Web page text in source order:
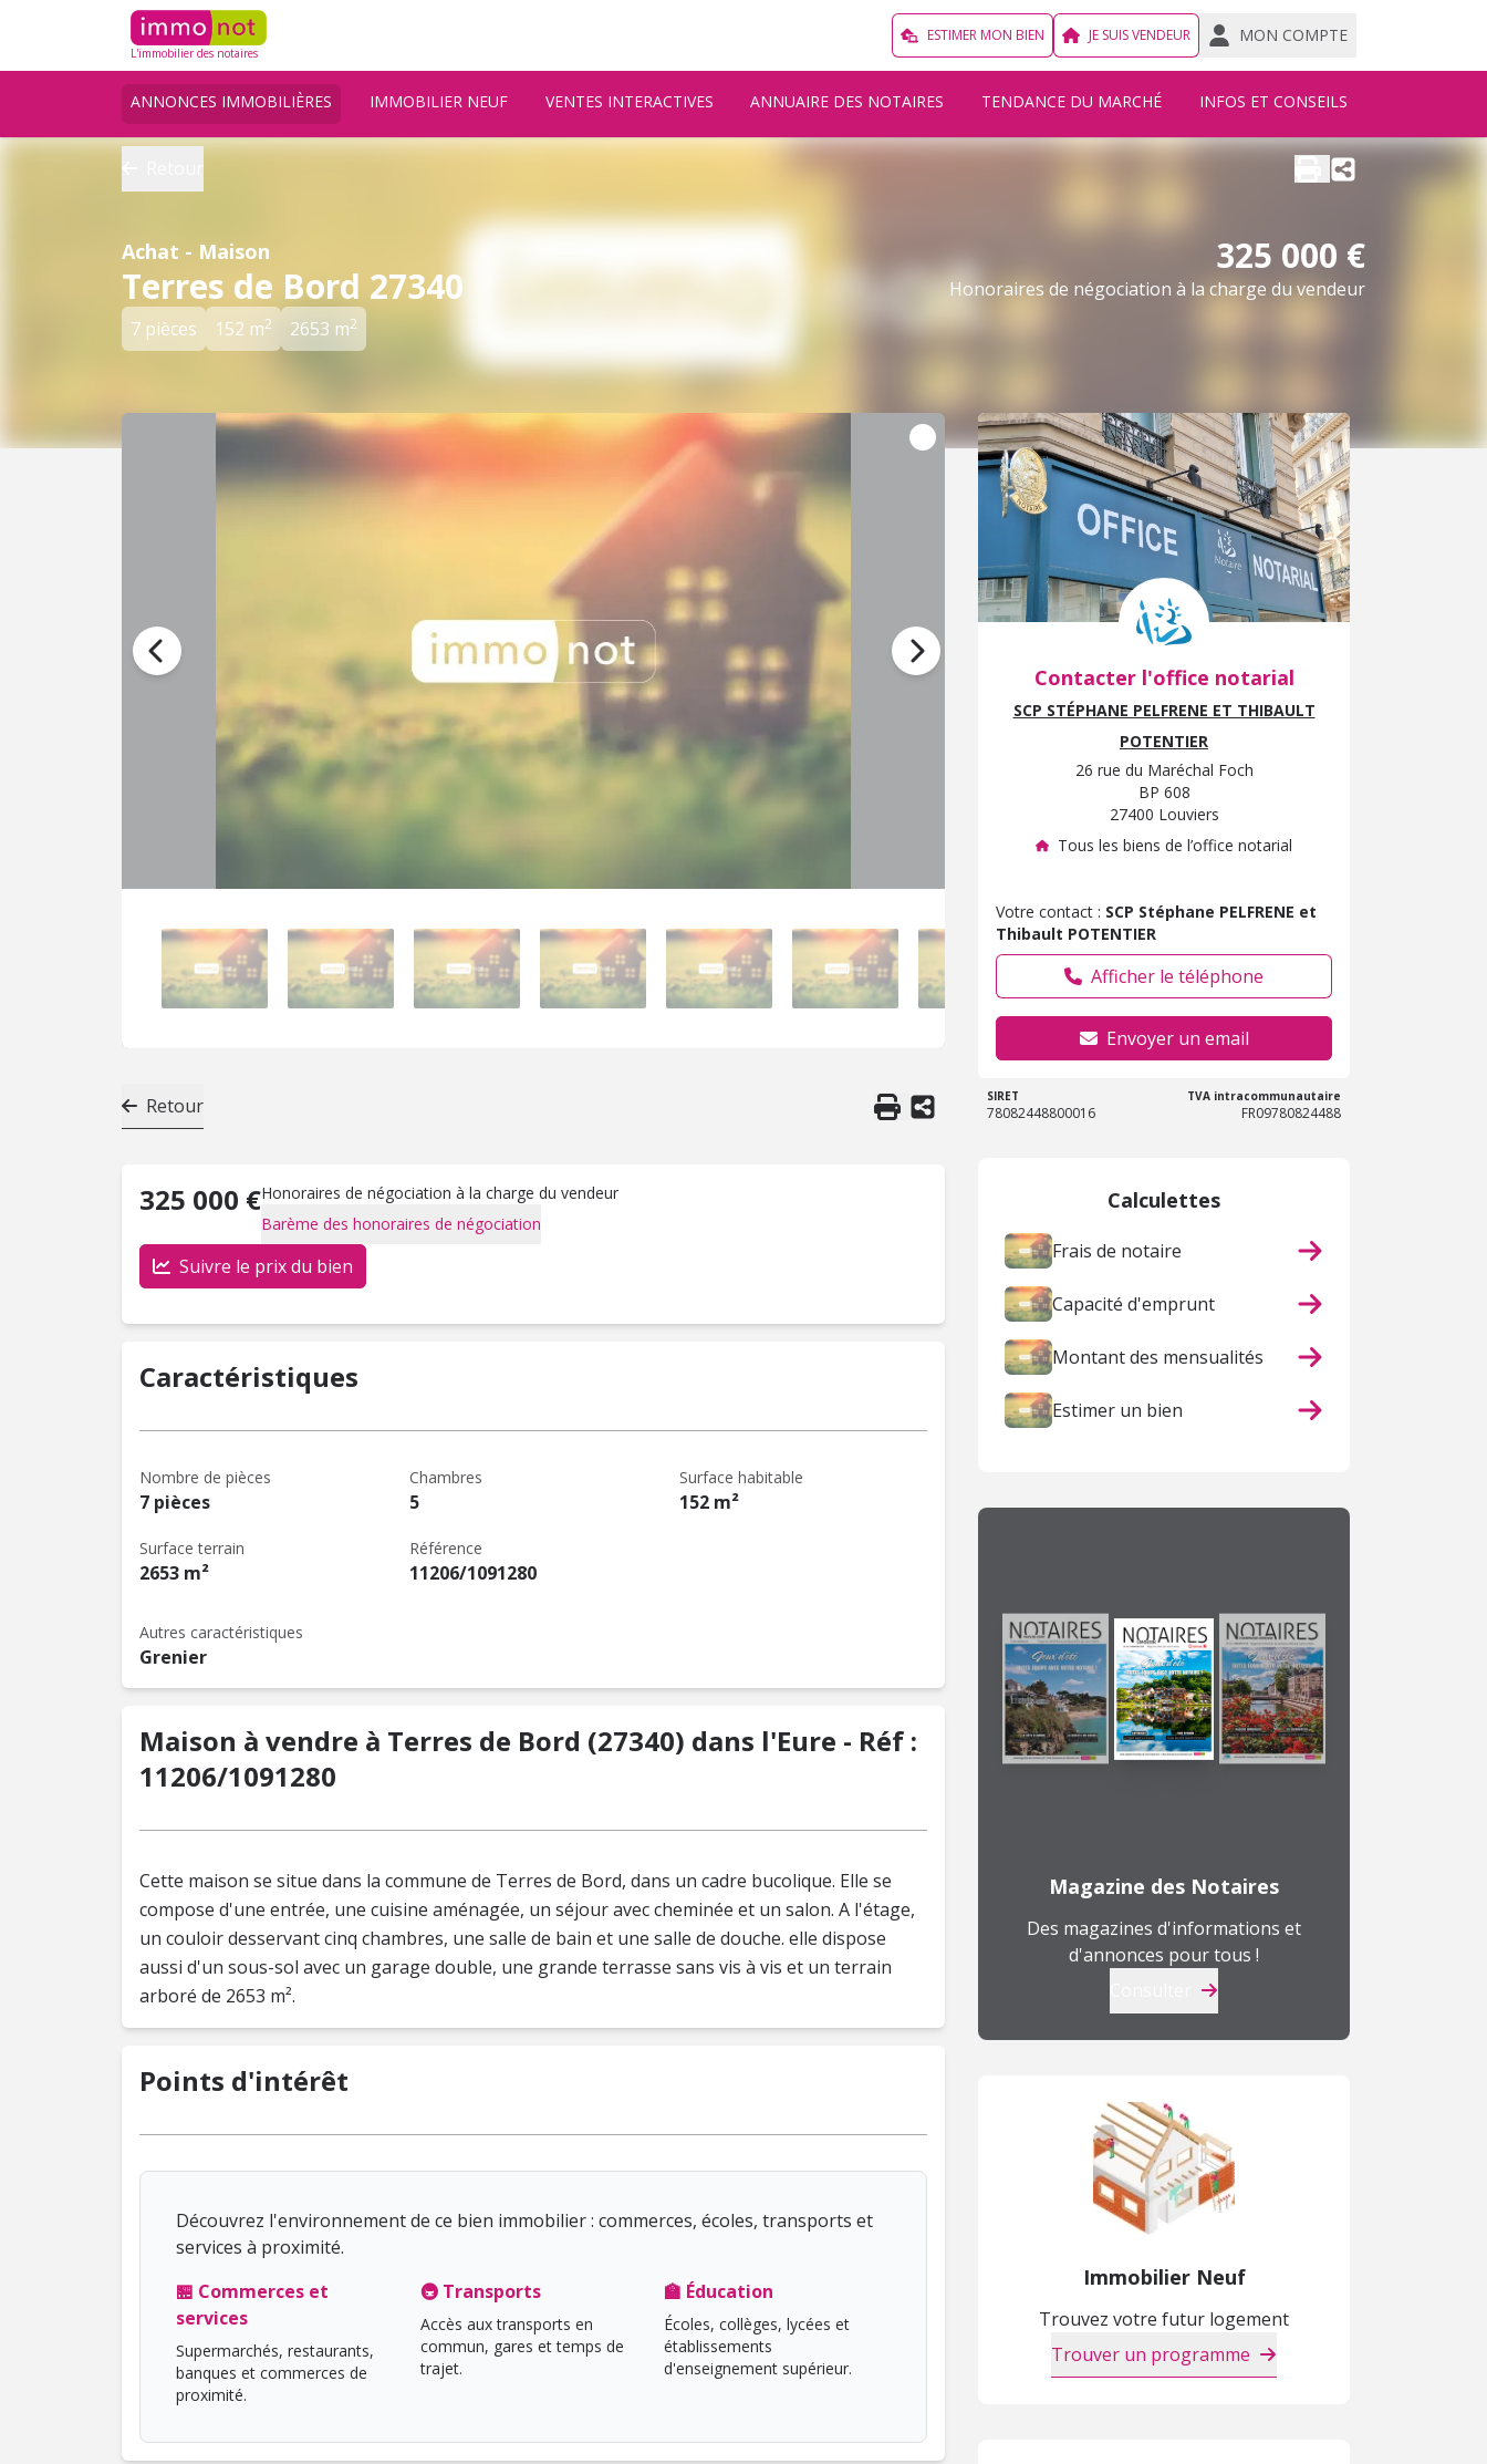
L'immobilier des notaires
ESTIMER MON BIEN JE SUIS VENDEUR MON COMPTE
ANNONCES IMMOBILIÈRES IMMOBILIER NEUF VENTES INTERACTIVES ANNUAIRE DES NOTAIRES TENDANCE DU MARCHÉ INFOS ET CONSEILS
Achat - Maison
Terres de Bord 27340
7 pièces 152 m2 2653 m2
325 000 €
Honoraires de négociation à la charge du vendeur
Retour
325 000 €Honoraires de négociation à la charge du vendeur
Barème des honoraires de négociation
Suivre le prix du bien
Caractéristiques
Nombre de pièces
7 pièces
Chambres
5
Surface habitable
152 m²
Surface terrain
2653 m²
Référence
11206/1091280
Autres caractéristiques
Grenier
Maison à vendre à Terres de Bord (27340) dans l'Eure - Réf :
11206/1091280
Cette maison se situe dans la commune de Terres de Bord, dans un cadre bucolique. Elle se
compose d'une entrée, une cuisine aménagée, un séjour avec cheminée et un salon. A l'étage,
un couloir desservant cinq chambres, une salle de bain et une salle de douche. elle dispose
aussi d'un sous-sol avec un garage double, une grande terrasse sans vis à vis et un terrain
arboré de 2653 m².
Points d'intérêt
Découvrez l'environnement de ce bien immobilier : commerces, écoles, transports et
services à proximité.
🏪 Commerces et
services
Supermarchés, restaurants,
banques et commerces de
proximité.
🚇 Transports
Accès aux transports en
commun, gares et temps de
trajet.
🏫 Éducation
Écoles, collèges, lycées et
établissements
d'enseignement supérieur.
Contacter l'office notarial
SCP STÉPHANE PELFRENE ET THIBAULT
POTENTIER
26 rue du Maréchal Foch
BP 608
27400 Louviers
Tous les biens de l’office notarial
Votre contact : SCP Stéphane PELFRENE et
Thibault POTENTIER
Afficher le téléphone
Envoyer un email
SIRET
78082448800016
TVA intracommunautaire
FR09780824488
Calculettes
Frais de notaire
Capacité d'emprunt
Montant des mensualités
Estimer un bien
Magazine des Notaires
Des magazines d'informations et
d'annonces pour tous !
Immobilier Neuf
Trouvez votre futur logement
Trouver un programme